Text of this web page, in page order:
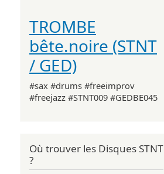
TROMBE
bête.noire (STNT
/ GED)
#sax #drums #freeimprov
#freejazz #STNT009 #GEDBE045
Où trouver les Disques STNT
?